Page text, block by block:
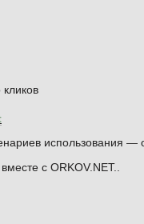
использования —
с ORKOV.NET..